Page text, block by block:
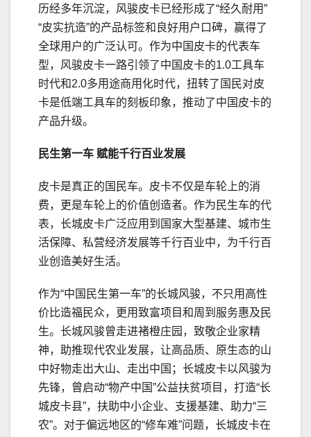
历经多年沉淀，风骏皮卡已经形成了“经久耐用”
“皮实抗造”的产品标签和良好用户口碑，赢得了
全球用户的广泛认可。作为中国皮卡的代表车
型，风骏皮卡一路引领了中国皮卡的1.0工具车
时代和2.0多用途商用化时代，扭转了国民对皮
卡是低端工具车的刻板印象，推动了中国皮卡的
产品升级。
民生第一车 赋能千行百业发展
皮卡是真正的国民车。皮卡不仅是车轮上的消
费，更是车轮上的价值创造者。作为民生车的代
表，长城皮卡广泛应用到国家大型基建、城市生
活保障、私营经济发展等千行百业中，为千行百
业创造美好生活。
作为“中国民生第一车”的长城风骏，不只用高性
价比造福民众，更用致富项目和周到服务惠及民
生。长城风骏曾走进褚橙庄园，致敬企业家精
神，助推现代农业发展，让高品质、原生态的山
中好物走出大山、走出中国；长城皮卡以风骏为
先锋，曾启动“物产中国”公益扶贫项目，打造“长
城皮卡县”，扶助中小企业、支援基建、助力“三
农”。对于偏远地区的“修车难”问题，长城皮卡在